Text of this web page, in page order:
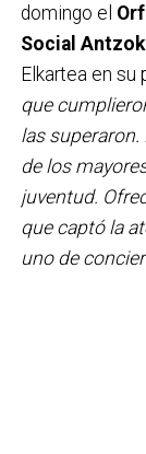
domingo el
Social
Elkartea en su
que
las
de los
juventud.
que captó la
uno de